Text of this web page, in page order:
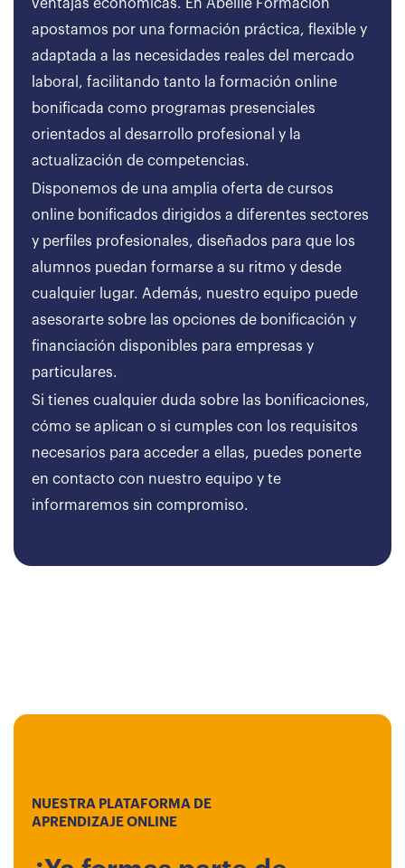
ventajas económicas. En Abeille Formación
apostamos por una formación práctica, flexible y
adaptada a las necesidades reales del mercado
laboral, facilitando tanto la formación online
bonificada como programas presenciales
orientados al desarrollo profesional y la
actualización de competencias.
Disponemos de una amplia oferta de cursos
online bonificados dirigidos a diferentes sectores
y perfiles profesionales, diseñados para que los
alumnos puedan formarse a su ritmo y desde
cualquier lugar. Además, nuestro equipo puede
asesorarte sobre las opciones de bonificación y
financiación disponibles para empresas y
particulares.
Si tienes cualquier duda sobre las bonificaciones,
cómo se aplican o si cumples con los requisitos
necesarios para acceder a ellas, puedes ponerte
en contacto con nuestro equipo y te
informaremos sin compromiso.
NUESTRA PLATAFORMA DE
APRENDIZAJE ONLINE